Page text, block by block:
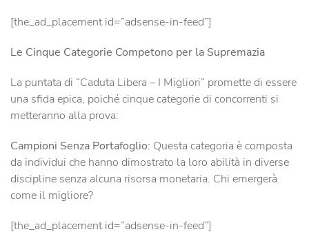
[the_ad_placement id=”adsense-in-feed”]
Le Cinque Categorie Competono per la Supremazia
La puntata di “Caduta Libera – I Migliori” promette di essere
una sfida epica, poiché cinque categorie di concorrenti si
metteranno alla prova:
Campioni Senza Portafoglio: Questa categoria è composta
da individui che hanno dimostrato la loro abilità in diverse
discipline senza alcuna risorsa monetaria. Chi emergerà
come il migliore?
[the_ad_placement id=”adsense-in-feed”]